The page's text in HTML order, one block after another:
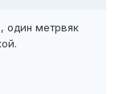
один метрвяк